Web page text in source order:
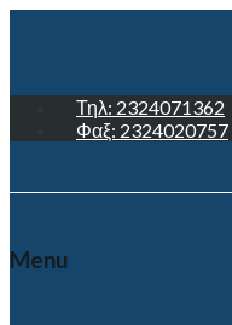
Τηλ: 2324071362
Φαξ: 2324020757
Menu